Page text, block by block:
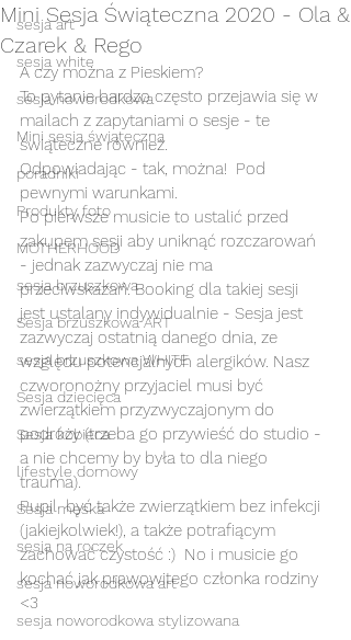
sesja art
sesja white
sesja noworodkowa
Mini sesja świąteczna
poradniki
Produkty foto
MOTHERHOOD
sesja brzuszkowa
Sesja brzuszkowa ART
sesja brzuszkowa WHITE
Sesja dziecięca
Sesja kobieca
lifestyle domowy
Sesja męska
sesja na roczek
sesja noworodkowa art
sesja noworodkowa stylizowana
Mini Sesja Świąteczna 2020 - Ola &
Czarek & Rego
A czy można z Pieskiem?
To pytanie bardzo często przejawia się w
mailach z zapytaniami o sesje - te
świąteczne również.
Odpowiadając - tak, można!  Pod
pewnymi warunkami.
Po pierwsze musicie to ustalić przed
zakupem sesji aby uniknąć rozczarowań
- jednak zazwyczaj nie ma
przeciwskazań. Booking dla takiej sesji
jest ustalany indywidualnie - Sesja jest
zazwyczaj ostatnią danego dnia, ze
względu potencjalnych alergików. Nasz
czworonożny przyjaciel musi być
zwierzątkiem przyzwyczajonym do
podróży (trzeba go przywieść do studio -
a nie chcemy by była to dla niego
trauma).
Pupil  być także zwierzątkiem bez infekcji
(jakiejkolwiek!), a także potrafiącym
zachować czystość :)  No i musicie go
kochać jak prawowitego członka rodziny
<3